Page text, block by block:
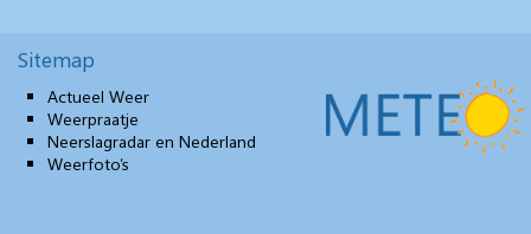
Sitemap
Actueel Weer
Weerpraatje
Neerslagradar en Nederland
Weerfoto’s